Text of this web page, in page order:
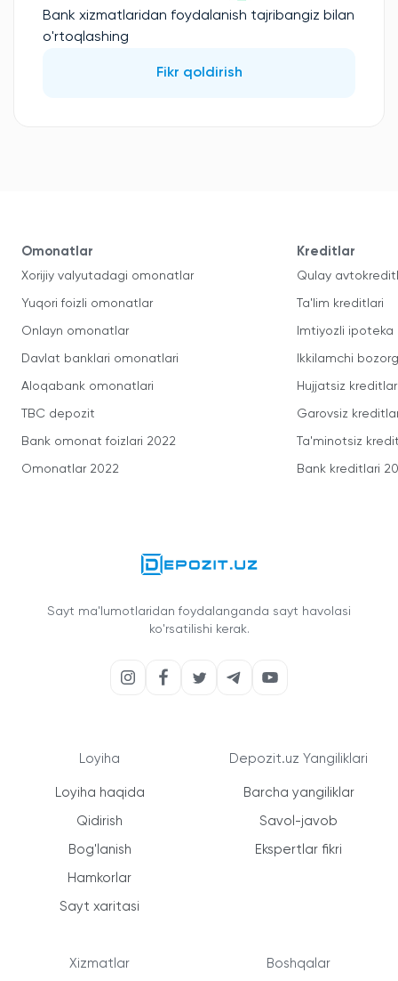
Bank xizmatlaridan foydalanish tajribangiz bilan
o'rtoqlashing
Fikr qoldirish
Omonatlar
Xorijiy valyutadagi omonatlar
Yuqori foizli omonatlar
Onlayn omonatlar
Davlat banklari omonatlari
Aloqabank omonatlari
TBC depozit
Bank omonat foizlari 2022
Omonatlar 2022
Kreditlar
Qulay
Ta'lim kreditlari
Imtiyozli ipoteka
Ikkilamchi
Hujjatsiz kreditlar
Garovsiz
Ta'minotsiz
Bank kreditlari
Sayt ma'lumotlaridan foydalanganda sayt havolasi
ko'rsatilishi kerak.
Loyiha
Loyiha haqida
Qidirish
Bog'lanish
Hamkorlar
Sayt xaritasi
Xizmatlar
Depozit.uz Yangiliklari
Barcha yangiliklar
Savol-javob
Ekspertlar fikri
Boshqalar